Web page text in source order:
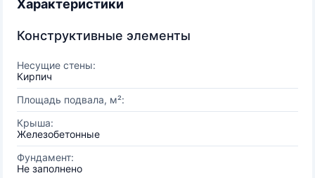
Характеристики
Конструктивные элементы
Несущие стены:
Кирпич
Площадь подвала, м²:
Крыша:
Железобетонные
Фундамент:
Не заполнено